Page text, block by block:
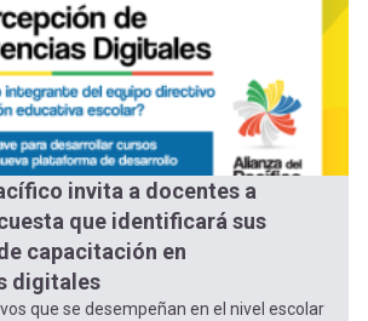
invita a docentes a
que identificará sus
capacitación en
digitales
que se desempeñan en el nivel escolar